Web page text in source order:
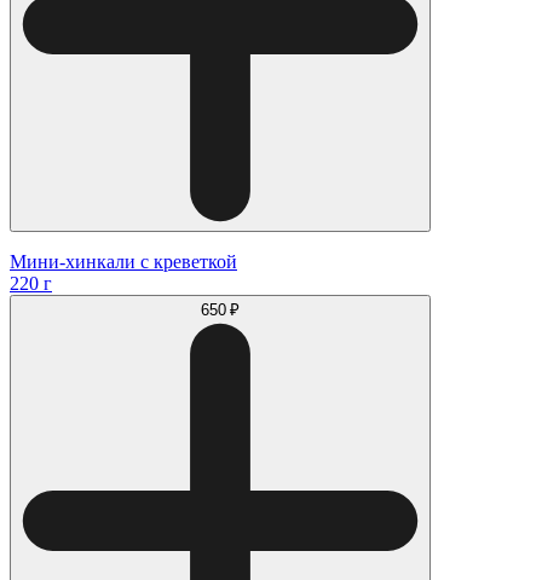
Мини-хинкали с креветкой
220 г
650 ₽